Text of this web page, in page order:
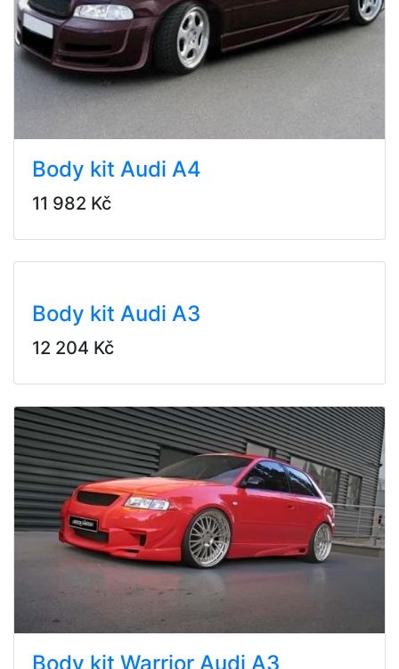
Body kit Audi A4
11 982 Kč
Body kit Audi A3
12 204 Kč
Body kit Warrior Audi A3